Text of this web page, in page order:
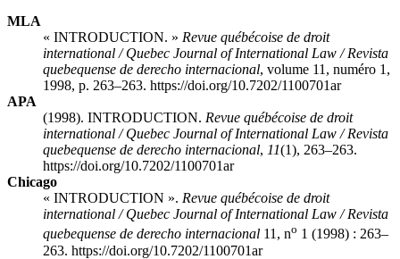
MLA
« INTRODUCTION. » Revue québécoise de droit
international / Quebec Journal of International Law / Revista
quebequense de derecho internacional, volume 11, numéro 1,
1998, p. 263–263. https://doi.org/10.7202/1100701ar
APA
(1998). INTRODUCTION. Revue québécoise de droit
international / Quebec Journal of International Law / Revista
quebequense de derecho internacional, 11(1), 263–263.
https://doi.org/10.7202/1100701ar
Chicago
« INTRODUCTION ». Revue québécoise de droit
international / Quebec Journal of International Law / Revista
quebequense de derecho internacional 11, no 1 (1998) : 263–
263. https://doi.org/10.7202/1100701ar